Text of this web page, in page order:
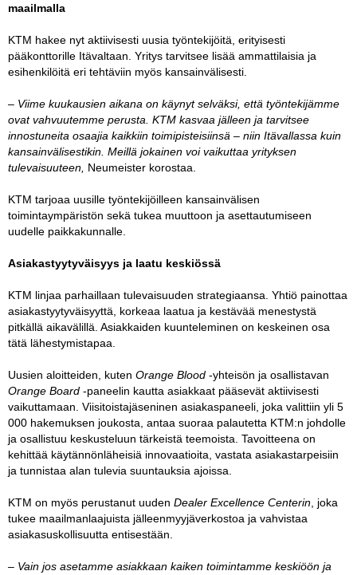
maailmalla
KTM hakee nyt aktiivisesti uusia työntekijöitä, erityisesti
pääkonttorille Itävaltaan. Yritys tarvitsee lisää ammattilaisia ja
esihenkilöitä eri tehtäviin myös kansainvälisesti.
– Viime kuukausien aikana on käynyt selväksi, että työntekijämme
ovat vahvuutemme perusta. KTM kasvaa jälleen ja tarvitsee
innostuneita osaajia kaikkiin toimipisteisiinsä – niin Itävallassa kuin
kansainvälisestikin. Meillä jokainen voi vaikuttaa yrityksen
tulevaisuuteen, Neumeister korostaa.
KTM tarjoaa uusille työntekijöilleen kansainvälisen
toimintaympäristön sekä tukea muuttoon ja asettautumiseen
uudelle paikkakunnalle.
Asiakastyytyväisyys ja laatu keskiössä
KTM linjaa parhaillaan tulevaisuuden strategiaansa. Yhtiö painottaa
asiakastyytyväisyyttä, korkeaa laatua ja kestävää menestystä
pitkällä aikavälillä. Asiakkaiden kuunteleminen on keskeinen osa
tätä lähestymistapaa.
Uusien aloitteiden, kuten Orange Blood -yhteisön ja osallistavan
Orange Board -paneelin kautta asiakkaat pääsevät aktiivisesti
vaikuttamaan. Viisitoistajäseninen asiakaspaneeli, joka valittiin yli 5
000 hakemuksen joukosta, antaa suoraa palautetta KTM:n johdolle
ja osallistuu keskusteluun tärkeistä teemoista. Tavoitteena on
kehittää käytännönläheisiä innovaatioita, vastata asiakastarpeisiin
ja tunnistaa alan tulevia suuntauksia ajoissa.
KTM on myös perustanut uuden Dealer Excellence Centerin , joka
tukee maailmanlaajuista jälleenmyyjäverkostoa ja vahvistaa
asiakasuskollisuutta entisestään.
– Vain jos asetamme asiakkaan kaiken toimintamme keskiöön ja